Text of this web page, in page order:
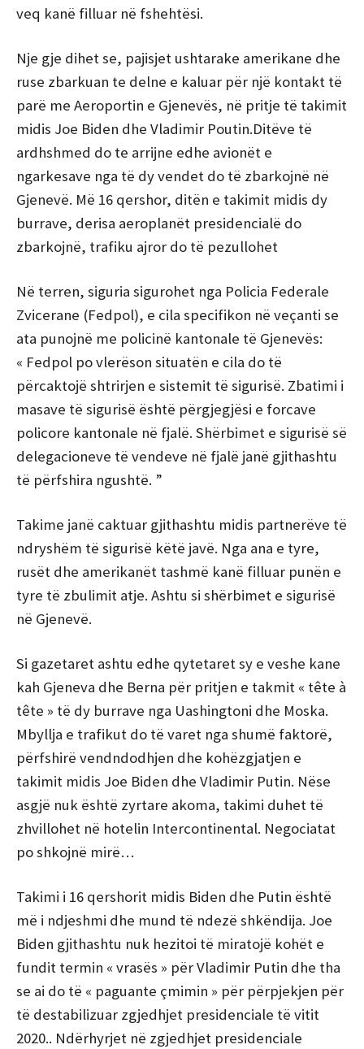
veq kanë filluar në fshehtësi.
Nje gje dihet se, pajisjet ushtarake amerikane dhe
ruse zbarkuan te delne e kaluar për një kontakt të
parë me Aeroportin e Gjenevës, në pritje të takimit
midis Joe Biden dhe Vladimir Poutin.Ditëve të
ardhshmed do te arrijne edhe avionët e
ngarkesave nga të dy vendet do të zbarkojnë në
Gjenevë. Më 16 qershor, ditën e takimit midis dy
burrave, derisa aeroplanët presidencialë do
zbarkojnë, trafiku ajror do të pezullohet
Në terren, siguria sigurohet nga Policia Federale
Zvicerane (Fedpol), e cila specifikon në veçanti se
ata punojnë me policinë kantonale të Gjenevës:
« Fedpol po vlerëson situatën e cila do të
përcaktojë shtrirjen e sistemit të sigurisë. Zbatimi i
masave të sigurisë është përgjegjësi e forcave
policore kantonale në fjalë. Shërbimet e sigurisë së
delegacioneve të vendeve në fjalë janë gjithashtu
të përfshira ngushtë. ”
Takime janë caktuar gjithashtu midis partnerëve të
ndryshëm të sigurisë këtë javë. Nga ana e tyre,
rusët dhe amerikanët tashmë kanë filluar punën e
tyre të zbulimit atje. Ashtu si shërbimet e sigurisë
në Gjenevë.
Si gazetaret ashtu edhe qytetaret sy e veshe kane
kah Gjeneva dhe Berna për pritjen e takmit « tête à
tête » të dy burrave nga Uashingtoni dhe Moska.
Mbyllja e trafikut do të varet nga shumë faktorë,
përfshirë vendndodhjen dhe kohëzgjatjen e
takimit midis Joe Biden dhe Vladimir Putin. Nëse
asgjë nuk është zyrtare akoma, takimi duhet të
zhvillohet në hotelin Intercontinental. Negociatat
po shkojnë mirë…
Takimi i 16 qershorit midis Biden dhe Putin është
më i ndjeshmi dhe mund të ndezë shkëndija. Joe
Biden gjithashtu nuk hezitoi të miratojë kohët e
fundit termin « vrasës » për Vladimir Putin dhe tha
se ai do të « paguante çmimin » për përpjekjen për
të destabilizuar zgjedhjet presidenciale të vitit
2020.. Ndërhyrjet në zgjedhjet presidenciale